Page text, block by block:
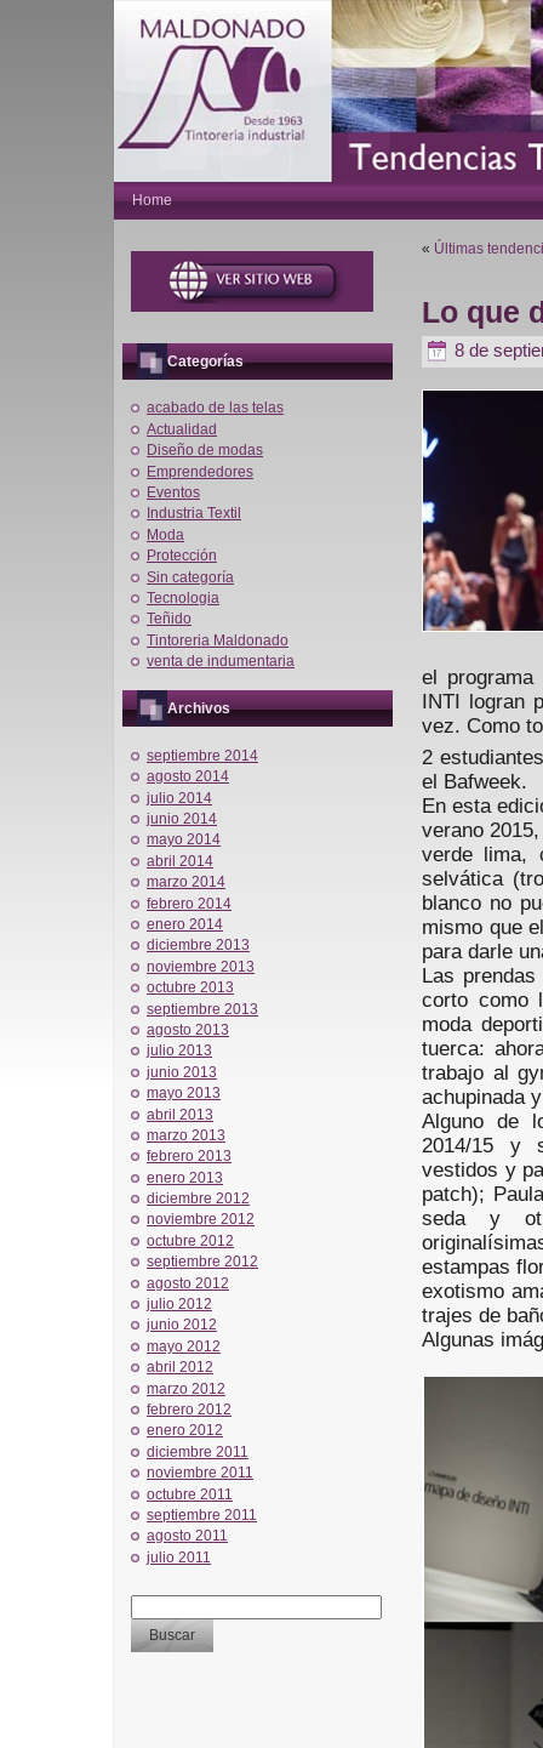
Home
Categorías
acabado de las telas
Actualidad
Diseño de modas
Emprendedores
Eventos
Industria Textil
Moda
Protección
Sin categoría
Tecnologia
Teñido
Tintoreria Maldonado
venta de indumentaria
Archivos
septiembre 2014
agosto 2014
julio 2014
junio 2014
mayo 2014
abril 2014
marzo 2014
febrero 2014
enero 2014
diciembre 2013
noviembre 2013
octubre 2013
septiembre 2013
agosto 2013
julio 2013
junio 2013
mayo 2013
abril 2013
marzo 2013
febrero 2013
enero 2013
diciembre 2012
noviembre 2012
octubre 2012
septiembre 2012
agosto 2012
julio 2012
junio 2012
mayo 2012
abril 2012
marzo 2012
febrero 2012
enero 2012
diciembre 2011
noviembre 2011
octubre 2011
septiembre 2011
agosto 2011
julio 2011
« Últimas
Lo que
8 de
el programa
INTI logran
vez. Como
2
el Bafweek.
En esta
verano
verde lima,
selvática
blanco no
mismo que
para darle
Las
corto como
moda
tuerca:
trabajo al
achupinada
Alguno de
2014/15 y
vestidos y
patch);
seda y
estampas
exotismo
trajes de
Algunas